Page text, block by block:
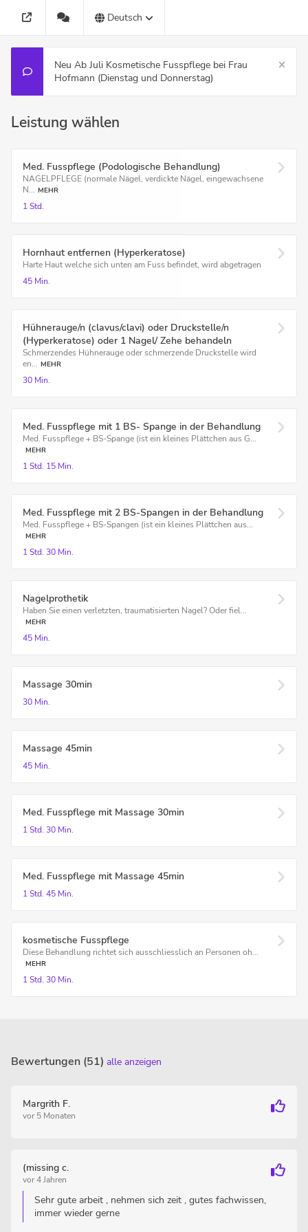
Deutsch
Neu Ab Juli Kosmetische Fusspflege bei Frau
Hofmann (Dienstag und Donnerstag)
Leistung wählen
Med. Fusspflege (Podologische Behandlung)
NAGELPFLEGE (normale Nägel, verdickte Nägel, eingewachsene
N... MEHR
1 Std.
Hornhaut entfernen (Hyperkeratose)
Harte Haut welche sich unten am Fuss befindet, wird abgetragen
45 Min.
Hühnerauge/n (clavus/clavi) oder Druckstelle/n
(Hyperkeratose) oder 1 Nagel/ Zehe behandeln
Schmerzendes Hühnerauge oder schmerzende Druckstelle wird
en... MEHR
30 Min.
Med. Fusspflege mit 1 BS- Spange in der Behandlung
Med. Fusspflege + BS-Spange (ist ein kleines Plättchen aus G...
MEHR
1 Std. 15 Min.
Med. Fusspflege mit 2 BS-Spangen in der Behandlung
Med. Fusspflege + BS-Spangen (ist ein kleines Plättchen aus...
MEHR
1 Std. 30 Min.
Nagelprothetik
Haben Sie einen verletzten, traumatisierten Nagel? Oder fiel...
MEHR
45 Min.
Massage 30min
30 Min.
Massage 45min
45 Min.
Med. Fusspflege mit Massage 30min
1 Std. 30 Min.
Med. Fusspflege mit Massage 45min
1 Std. 45 Min.
kosmetische Fusspflege
Diese Behandlung richtet sich ausschliesslich an Personen oh...
MEHR
1 Std. 30 Min.
Bewertungen (51) alle anzeigen
Margrith F.
vor 5 Monaten
(missing c.
vor 4 Jahren
Sehr gute arbeit , nehmen sich zeit , gutes fachwissen,
immer wieder gerne